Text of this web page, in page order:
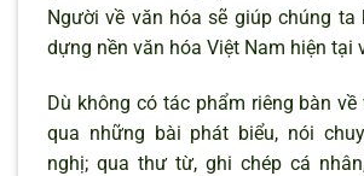
Người về văn hóa sẽ giúp chúng ta
dựng nền văn hóa Việt Nam hiện tại
Dù không có tác phẩm riêng bàn
qua những bài phát biểu, nói
nghị; qua thư từ, ghi chép cá